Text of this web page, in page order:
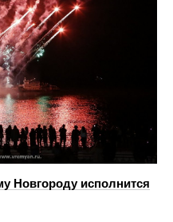
Новгороду исполнится